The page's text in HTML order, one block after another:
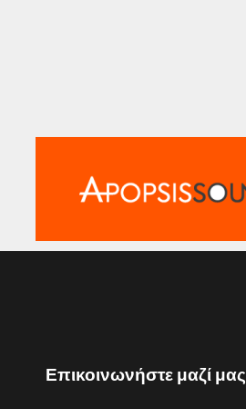
Επικοινωνήστε μαζί μας